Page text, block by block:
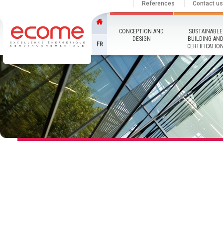
References Contact us
FR
CONCEPTION AND
DESIGN
SUSTAINABLE
BUILDING